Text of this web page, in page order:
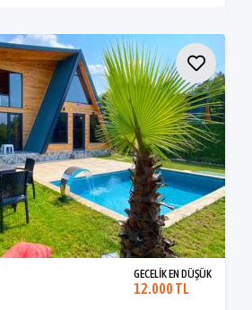
GECELİK EN DÜŞÜK
12.000 TL